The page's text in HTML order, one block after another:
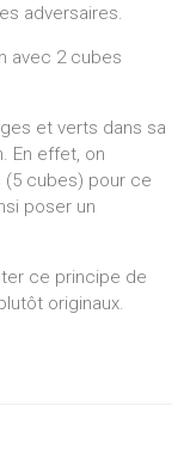
adversaires.
avec 2 cubes
et verts dans sa
En effet, on
cubes) pour ce
poser un
ce principe de
originaux.